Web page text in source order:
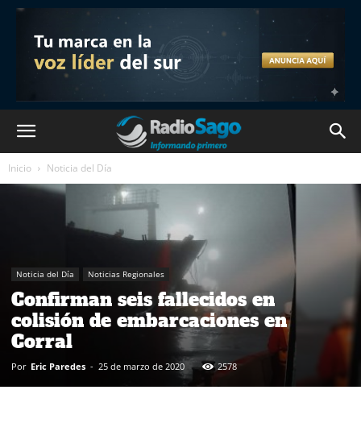
Inicio Noticia del Día
Noticia del Día Noticias Regionales
Confirman seis fallecidos en
colisión de embarcaciones en
Corral
Por Eric Paredes - 25 de marzo de 2020 2578